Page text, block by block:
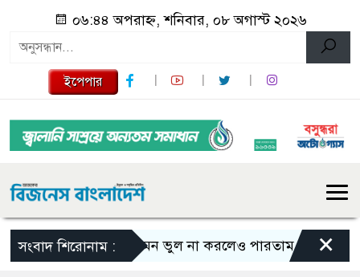
০৬:৪৪ অপরাহ্ন, শনিবার, ০৮ অগাস্ট ২০২৬
ইপেপার
সংবাদ শিরোনাম :এমন ভুল না করলেও পারতাম : শাকিব খান
×